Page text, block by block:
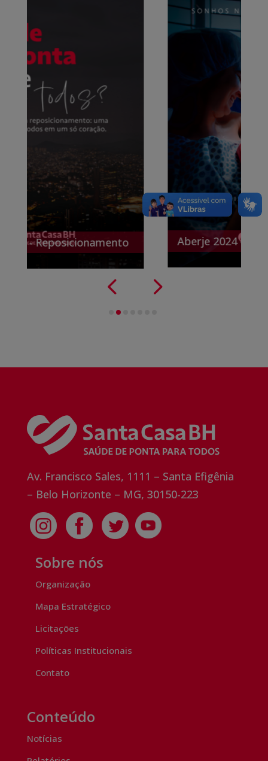
Aberje 2024 - Sonhos não
Av. Francisco Sales, 1111 – Santa Efigênia
– Belo Horizonte – MG, 30150-223
Sobre nós
Organização
Mapa Estratégico
Licitações
Políticas Institucionais
Contato
Conteúdo
Notícias